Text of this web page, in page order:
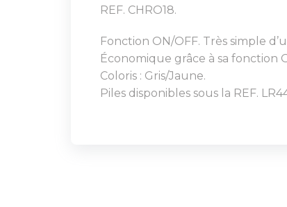
REF. CHRO18.
Fonction ON/OFF. Très simple
Économique grâce à sa fonction
Coloris : Gris/Jaune.
Piles disponibles sous la REF.